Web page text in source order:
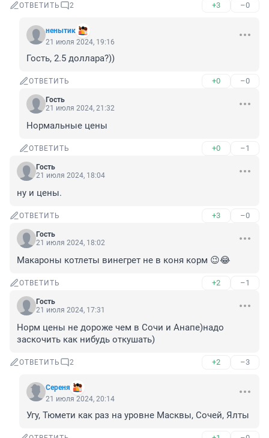
ОТВЕТИТЬ 2 +3 –0
ненытик
21 июля 2024, 19:16
Гость, 2.5 доллара?))
ОТВЕТИТЬ +0 –0
Гость
21 июля 2024, 21:32
Нормальные цены
ОТВЕТИТЬ +0 –1
Гость
21 июля 2024, 18:04
ну и цены.
ОТВЕТИТЬ +3 –0
Гость
21 июля 2024, 18:02
Макароны котлеты винегрет не в коня корм 😉😂
ОТВЕТИТЬ +2 –1
Гость
21 июля 2024, 17:31
Норм цены не дороже чем в Сочи и Анапе)надо
заскочить как нибудь откушать)
ОТВЕТИТЬ 2 +2 –3
Сереня
21 июля 2024, 20:14
Угу, Тюмети как раз на уровне Масквы, Сочей, Ялты